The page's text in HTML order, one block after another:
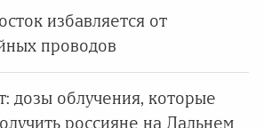
избавляется от
проводов
дозы облучения, которые
россияне на Дальнем